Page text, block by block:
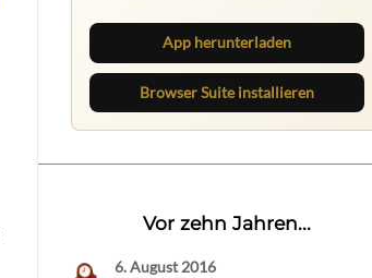
App herunterladen
Browser Suite installieren
Vor zehn Jahren...
6. August 2016